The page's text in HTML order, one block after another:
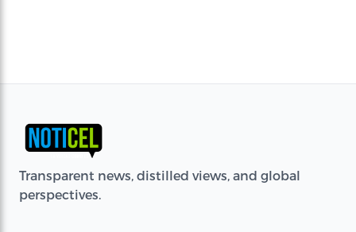
Transparent news, distilled views, and global
perspectives.